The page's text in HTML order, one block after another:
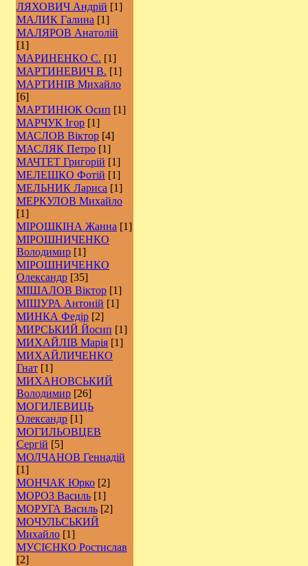
ЛЯХОВИЧ Андрій [1]
МАЛИК Галина [1]
МАЛЯРОВ Анатолій
[1]
МАРИНЕНКО С. [1]
МАРТИНЕВИЧ В. [1]
МАРТИНІВ Михайло
[6]
МАРТИНЮК Осип [1]
МАРЧУК Ігор [1]
МАСЛОВ Віктор [4]
МАСЛЯК Петро [1]
МАЧТЕТ Григорій [1]
МЕЛЕШКО Фотій [1]
МЕЛЬНИК Лариса [1]
МЕРКУЛОВ Михайло
[1]
МІРОШКІНА Жанна [1]
МІРОШНИЧЕНКО
Володимир [1]
МІРОШНИЧЕНКО
Олександр [35]
МІШАЛОВ Віктор [1]
МІШУРА Антоній [1]
МИНКА Федір [2]
МИРСЬКИЙ Йосип [1]
МИХАЙЛІВ Марія [1]
МИХАЙЛИЧЕНКО
Гнат [1]
МИХАНОВСЬКИЙ
Володимир [26]
МОГИЛЕВИЦЬ
Олександр [1]
МОГИЛЬОВЦЕВ
Сергій [5]
МОЛЧАНОВ Геннадій
[1]
МОНЧАК Юрко [2]
МОРОЗ Василь [1]
МОРУГА Василь [2]
МОЧУЛЬСЬКИЙ
Михайло [1]
МУСІЄНКО Ростислав
[2]